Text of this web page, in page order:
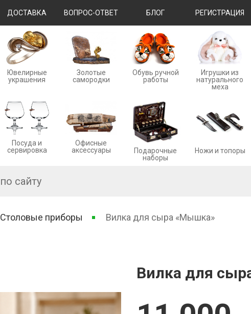
ДОСТАВКА ВОПРОС-ОТВЕТ БЛОГ РЕГИСТРАЦИЯ
Ювелирные
украшения
Золотые
cамородки
Обувь ручной
работы
Игрушки из
натурального
меха
Посуда и
сервировка
Офисные
аксессуары
Подарочные
наборы
Ножи и топоры
Столовые приборы Вилка для сыра «Мышка»
Вилка для